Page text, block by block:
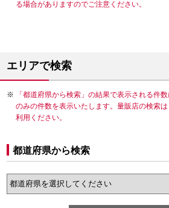
る場合がありますのでご注意ください。
エリアで検索
「都道府県から検索」の結果で表示される件
のみの件数を表示いたします。量販店の検索
利用ください。
都道府県から検索